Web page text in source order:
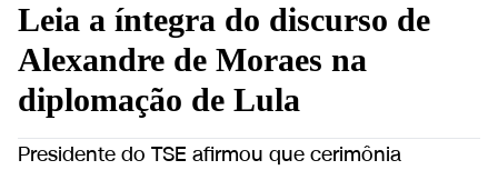
Leia a íntegra do discurso de
Alexandre de Moraes na
diplomação de Lula
Presidente do TSE afirmou que cerimônia